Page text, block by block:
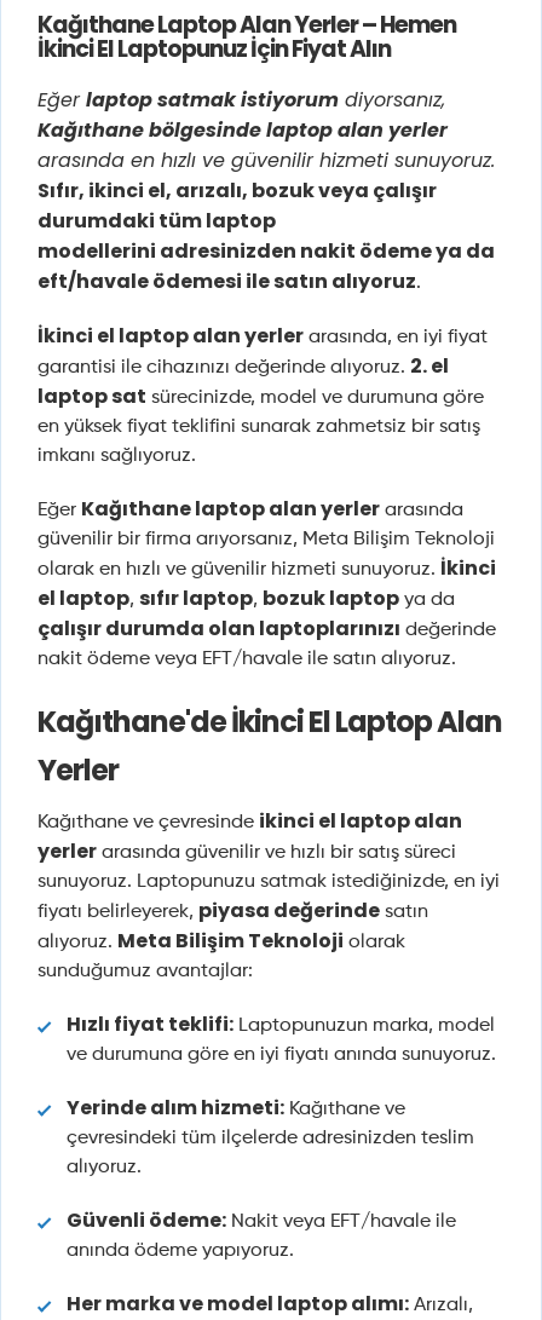
Kağıthane Laptop Alan Yerler – Hemen
İkinci El Laptopunuz İçin Fiyat Alın
Eğerlaptop satmak istiyorum diyorsanız,
Kağıthane bölgesinde laptop alan yerler
arasında en hızlı ve güvenilir hizmeti sunuyoruz.
Sıfır, ikinci el, arızalı, bozuk veya çalışır
durumdaki tüm laptop
modellerini adresinizden nakit ödeme ya da
eft/havale ödemesi ile satın alıyoruz.
İkinci el laptop alan yerler arasında, en iyi fiyat
garantisi ile cihazınızı değerinde alıyoruz. 2. el
laptop sat sürecinizde, model ve durumuna göre
en yüksek fiyat teklifini sunarak zahmetsiz bir satış
imkanı sağlıyoruz.
Eğer Kağıthane laptop alan yerler arasında
güvenilir bir firma arıyorsanız, Meta Bilişim Teknoloji
olarak en hızlı ve güvenilir hizmeti sunuyoruz. İkinci
el laptop, sıfır laptop, bozuk laptop ya da
çalışır durumda olan laptoplarınızı değerinde
nakit ödeme veya EFT/havale ile satın alıyoruz.
Kağıthane'de İkinci El Laptop Alan
Yerler
Kağıthane ve çevresinde ikinci el laptop alan
yerler arasında güvenilir ve hızlı bir satış süreci
sunuyoruz. Laptopunuzu satmak istediğinizde, en iyi
fiyatı belirleyerek, piyasa değerinde satın
alıyoruz. Meta Bilişim Teknoloji olarak
sunduğumuz avantajlar:
Hızlı fiyat teklifi: Laptopunuzun marka, model
ve durumuna göre en iyi fiyatı anında sunuyoruz.
Yerinde alım hizmeti: Kağıthane ve
çevresindeki tüm ilçelerde adresinizden teslim
alıyoruz.
Güvenli ödeme: Nakit veya EFT/havale ile
anında ödeme yapıyoruz.
Her marka ve model laptop alımı: Arızalı,